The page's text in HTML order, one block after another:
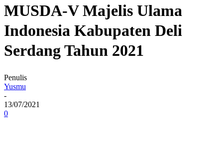
MUSDA-V Majelis Ulama
Indonesia Kabupaten Deli
Serdang Tahun 2021
Penulis
Yusmu
-
13/07/2021
0